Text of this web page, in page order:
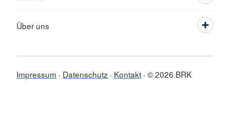
Über uns
Impressum Datenschutz Kontakt © 2026 BRK